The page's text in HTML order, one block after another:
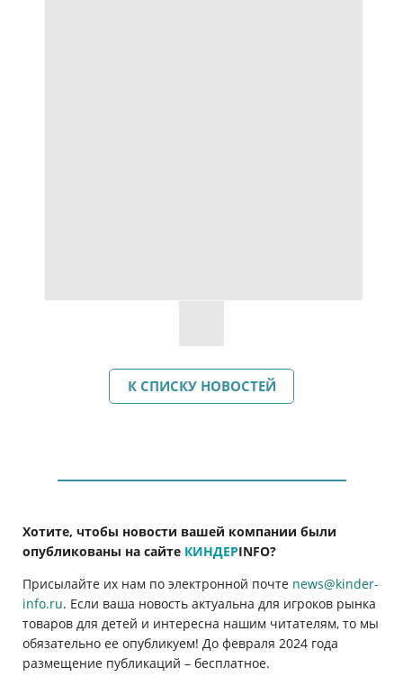
К СПИСКУ НОВОСТЕЙ
Хотите, чтобы новости вашей компании были
опубликованы на сайте КИНДЕРINFO?
Присылайте их нам по электронной почте news@kinder-
info.ru. Если ваша новость актуальна для игроков рынка
товаров для детей и интересна нашим читателям, то мы
обязательно ее опубликуем! До февраля 2024 года
размещение публикаций – бесплатное.